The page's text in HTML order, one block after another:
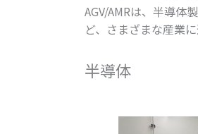
AGV/AMRは、半導体
ど、さまざまな産業
半導体